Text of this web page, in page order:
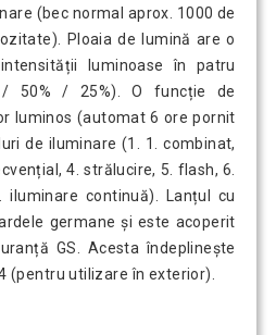
(bec normal aprox. 1000 de
Ploaia de lumină are o
luminoase în patru
50% / 25%). O funcție de
luminos (automat 6 ore pornit
de iluminare (1. 1. combinat,
4. strălucire, 5. flash, 6.
iluminare continuă). Lanțul cu
germane și este acoperit
GS. Acesta îndeplinește
(pentru utilizare în exterior).